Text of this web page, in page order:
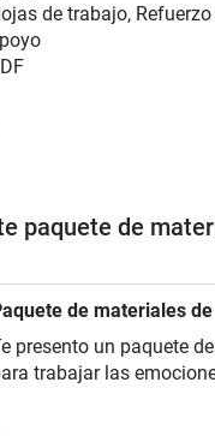
de trabajo,
paquete de
de materiales de
presento un paquete
trabajar las